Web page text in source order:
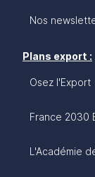
Nos
Plans export :
Osez l'Export
France 2030
L'Académie